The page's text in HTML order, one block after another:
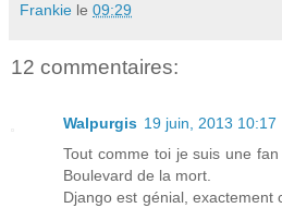
Frankie le 09:29
12 commentaires:
Walpurgis 19 juin, 2013 10:17
Tout comme toi je suis une
Boulevard de la mort.
Django est génial,